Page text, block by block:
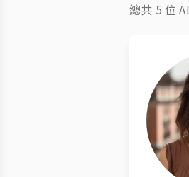
總共 5 位